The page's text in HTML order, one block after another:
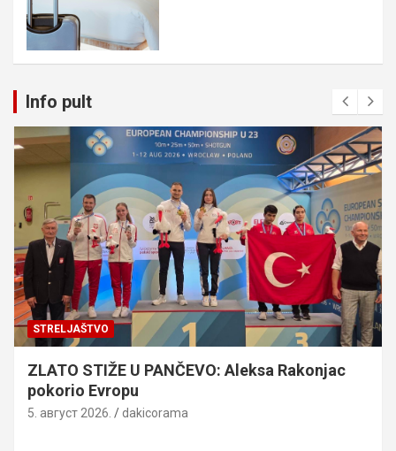
Info pult
STRELJAŠTVO
ZLATO STIŽE U PANČEVO: Aleksa Rakonjac
pokorio Evropu
5. август 2026. dakicorama